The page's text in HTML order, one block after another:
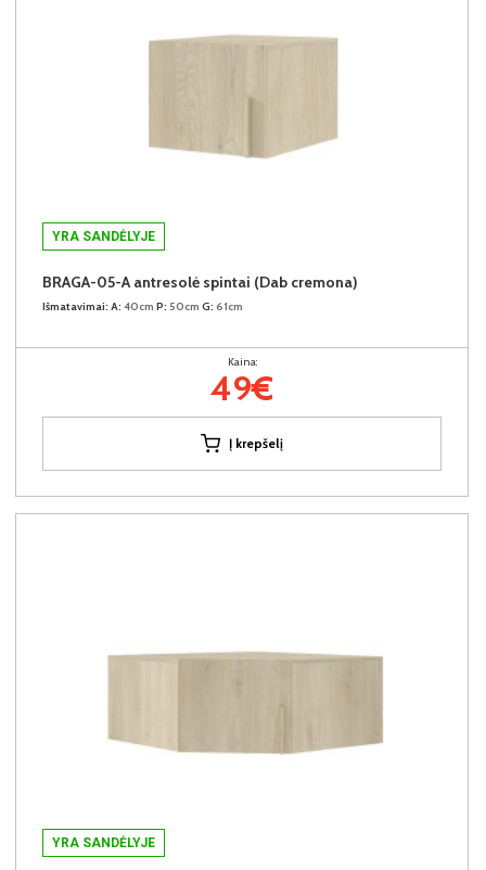
YRA SANDĖLYJE
BRAGA-05-A antresolė spintai (Dab cremona)
Išmatavimai: A: 40cm P: 50cm G: 61cm
Kaina:
49€
Į krepšelį
YRA SANDĖLYJE